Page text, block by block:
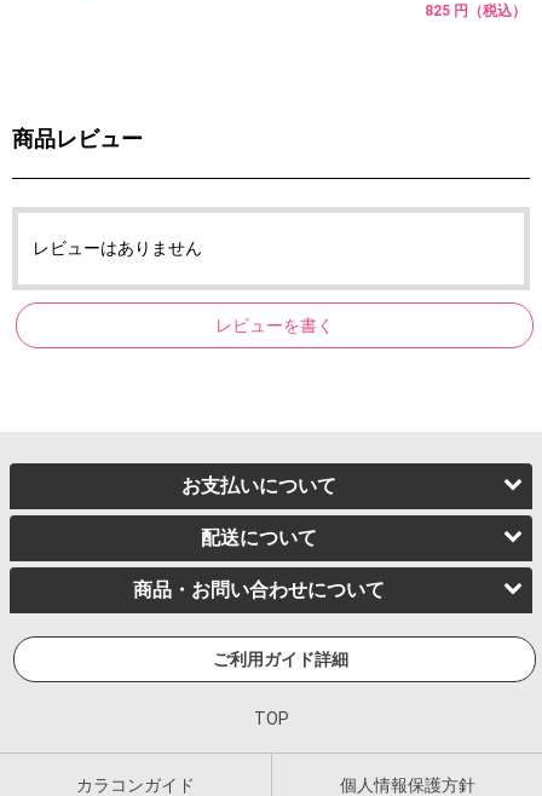
825 円（税込）
商品レビュー
レビューはありません
レビューを書く
お支払いについて
配送について
商品・お問い合わせについて
ご利用ガイド詳細
TOP
カラコンガイド 個人情報保護方針